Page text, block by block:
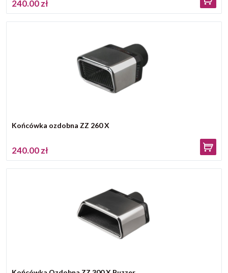
240.00 zł
Końcówka ozdobna ZZ 260 X
240.00 zł